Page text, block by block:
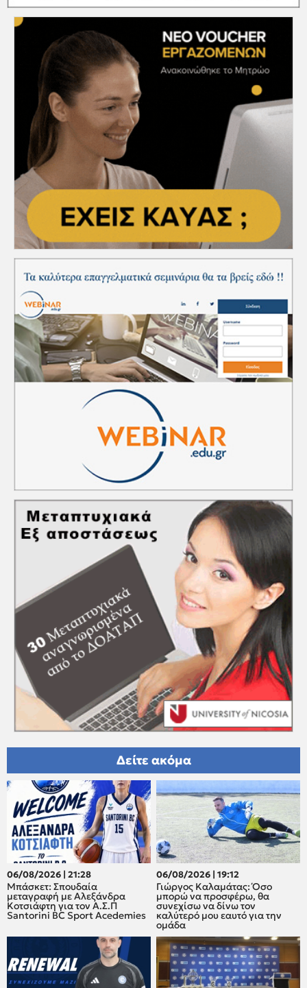
Δείτε ακόμα
06/08/2026 | 21:28
Μπάσκετ: Σπουδαία
μεταγραφή με Αλεξάνδρα
Κοτσιάφτη για τον A.Σ.Π
Santorini BC Sport Acedemies
06/08/2026 | 19:12
Γιώργος Καλαμάτας: Όσο
μπορώ να προσφέρω, θα
συνεχίσω να δίνω τον
καλύτερό μου εαυτό για την
ομάδα